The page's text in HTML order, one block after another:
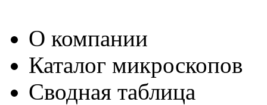
О компании
Каталог микроскопов
Сводная таблица